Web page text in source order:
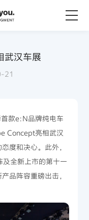
武汉车展
21
款e:N品牌纯电车
Concept亮相武汉
度和决心。此外，
全新上市的第十一
品阵容重磅出击，